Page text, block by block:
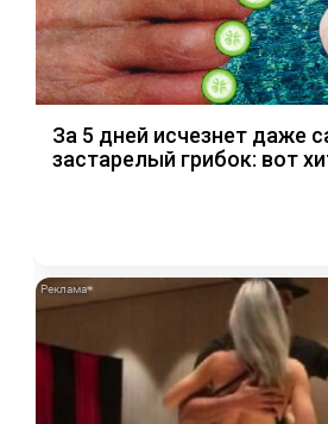
За 5 дней исчезнет даже
застарелый грибок: вот